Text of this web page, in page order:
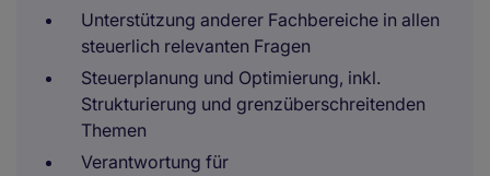
Unterstützung anderer Fachbereiche in allen
steuerlich relevanten Fragen
Steuerplanung und Optimierung, inkl.
Strukturierung und grenzüberschreitenden
Themen
Verantwortung für